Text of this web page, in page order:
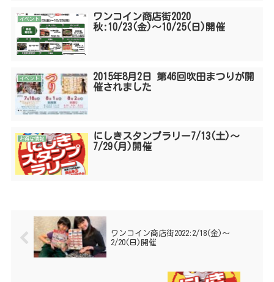
イベント
ワンコイン商店街2020
秋:10/23(金)〜10/25(日)開催
イベント
2015年8月2日 第46回吹田まつりが開
催されました
お得な情報
にしきスタンプラリー7/13(土)〜
7/29(月)開催
ワンコイン商店街2022:2/18(金)〜
2/20(日)開催